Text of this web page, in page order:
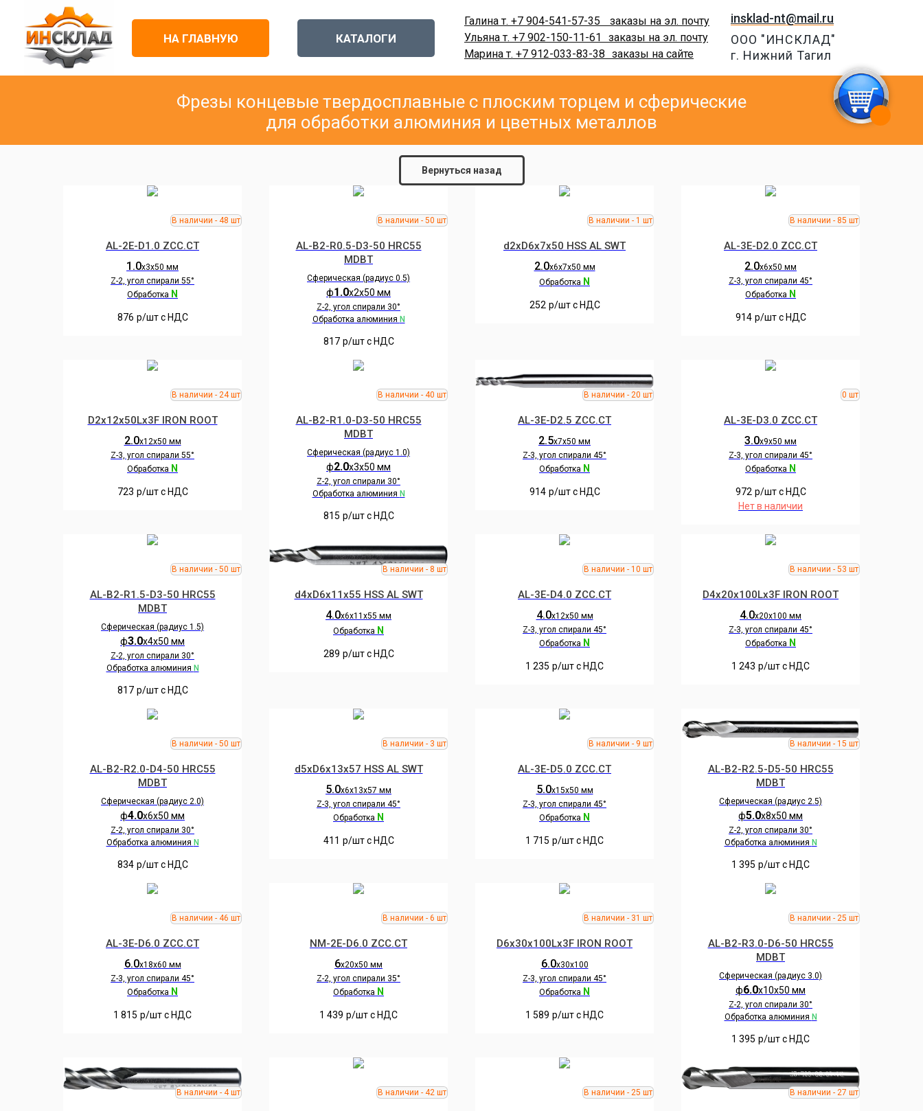
insklad-nt@mail.ru
НА ГЛАВНУЮ КАТАЛОГИ
Галина т. +7 904-541-57-35
заказы на эл. почту
Ульяна т. +7 902-150-11-61
заказы на эл. почту
Марина т. +7 912-033-83-38 заказы на сайте
ООО "ИНСКЛАД"
г. Нижний Тагил
Фрезы концевые твердосплавные с плоским торцем и сферические
для обработки алюминия и цветных металлов
Вернуться назад
AL-2E-D1.0 ZCC.CT
1.0х3х50 мм
Z-2, угол спирали 55°
Обработка N
876 р/шт c НДС
AL-B2-R0.5-D3-50 HRC55
MDBT
Сферическая (радиус 0.5)
ф1.0х2х50 мм
Z-2, угол спирали 30°
Обработка алюминия N
817 р/шт c НДС
d2хD6х7х50 HSS AL SWT
2.0х6х7х50 мм
Обработка N
252 р/шт c НДС
AL-3E-D2.0 ZCC.CT
2.0х6х50 мм
Z-3, угол спирали 45°
Обработка N
914 р/шт c НДС
D2x12x50Lx3F IRON ROOT
2.0х12х50 мм
Z-3, угол спирали 55°
Обработка N
723 р/шт c НДС
AL-B2-R1.0-D3-50 HRC55
MDBT
Сферическая (радиус 1.0)
ф2.0х3х50 мм
Z-2, угол спирали 30°
Обработка алюминия N
815 р/шт c НДС
AL-3E-D2.5 ZCC.CT
2.5х7х50 мм
Z-3, угол спирали 45°
Обработка N
914 р/шт c НДС
AL-3E-D3.0 ZCC.CT
3.0х9х50 мм
Z-3, угол спирали 45°
Обработка N
972 р/шт c НДС
Нет в наличии
AL-B2-R1.5-D3-50 HRC55
MDBT
Сферическая (радиус 1.5)
ф3.0х4х50 мм
Z-2, угол спирали 30°
Обработка алюминия N
817 р/шт c НДС
d4хD6х11х55 HSS AL SWT
4.0х6х11х55 мм
Обработка N
289 р/шт c НДС
AL-3E-D4.0 ZCC.CT
4.0х12х50 мм
Z-3, угол спирали 45°
Обработка N
1 235 р/шт c НДС
D4x20x100Lx3F IRON ROOT
4.0х20х100 мм
Z-3, угол спирали 45°
Обработка N
1 243 р/шт c НДС
AL-B2-R2.0-D4-50 HRC55
MDBT
Сферическая (радиус 2.0)
ф4.0х6х50 мм
Z-2, угол спирали 30°
Обработка алюминия N
834 р/шт c НДС
d5хD6х13х57 HSS AL SWT
5.0х6х13х57 мм
Z-3, угол спирали 45°
Обработка N
411 р/шт c НДС
AL-3E-D5.0 ZCC.CT
5.0х15х50 мм
Z-3, угол спирали 45°
Обработка N
1 715 р/шт c НДС
AL-B2-R2.5-D5-50 HRC55
MDBT
Сферическая (радиус 2.5)
ф5.0х8х50 мм
Z-2, угол спирали 30°
Обработка алюминия N
1 395 р/шт c НДС
AL-3E-D6.0 ZCC.CT
6.0х18х60 мм
Z-3, угол спирали 45°
Обработка N
1 815 р/шт c НДС
NM-2E-D6.0 ZCC.CT
6х20х50 мм
Z-2, угол спирали 35°
Обработка N
1 439 р/шт c НДС
D6x30x100Lx3F IRON ROOT
6.0х30х100
Z-3, угол спирали 45°
Обработка N
1 589 р/шт c НДС
AL-B2-R3.0-D6-50 HRC55
MDBT
Сферическая (радиус 3.0)
ф6.0х10х50 мм
Z-2, угол спирали 30°
Обработка алюминия N
1 395 р/шт c НДС